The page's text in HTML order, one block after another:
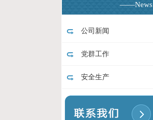
——News
公司新闻
党群工作
安全生产